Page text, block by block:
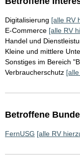
Digitalisierung [alle RV
E-Commerce [alle RV
Handel und
Kleine und mittlere
Sonstiges im Bereich
Verbraucherschutz
Betroffene
FernUSG [alle RV